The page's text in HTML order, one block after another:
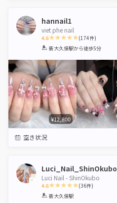
hannail1
viet phe nail
4.6
1 2 3 4 5
(174件)
新大久保駅から徒歩5分
¥12,800
空き状況
Luci_Nail_ShinOkubo
Luci Nail - ShinOkubo
4.6
1 2 3 4 5
(36件)
新大久保駅